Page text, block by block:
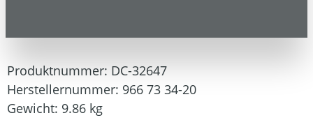
Produktnummer: DC-32647
Herstellernummer: 966 73 34-20
Gewicht: 9.86 kg